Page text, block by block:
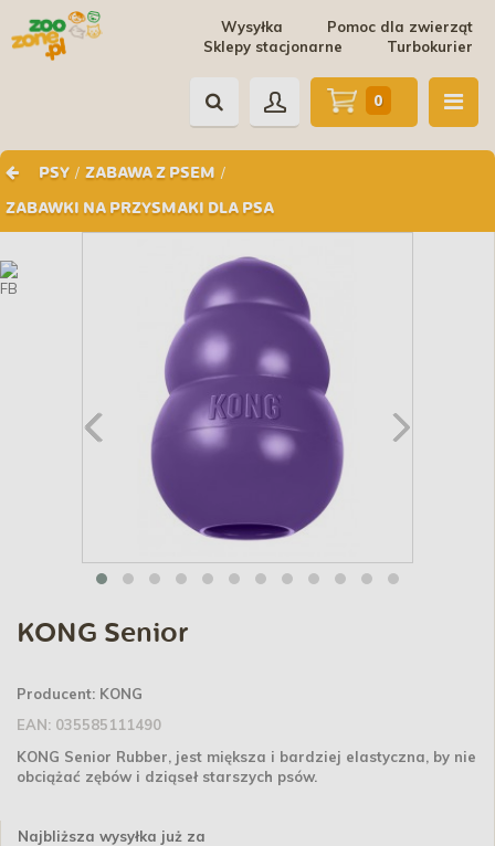
Pomoc dla zwierząt
Wysyłka
Turbokurier
Sklepy stacjonarne
PSY / ZABAWA Z PSEM /
ZABAWKI NA PRZYSMAKI DLA PSA
0
KONG Senior
Producent: KONG
EAN: 035585111490
KONG Senior Rubber, jest miększa i bardziej elastyczna, by nie
obciążać zębów i dziąseł starszych psów.
Najbliższa wysyłka już za